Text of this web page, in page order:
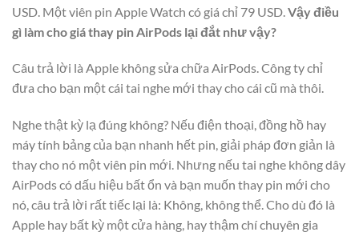
USD. Một viên pin Apple Watch có giá chỉ 79 USD. Vậy điều
gì làm cho giá thay pin AirPods lại đắt như vậy?
Câu trả lời là Apple không sửa chữa AirPods. Công ty chỉ
đưa cho bạn một cái tai nghe mới thay cho cái cũ mà thôi.
Nghe thật kỳ lạ đúng không? Nếu điện thoại, đồng hồ hay
máy tính bảng của bạn nhanh hết pin, giải pháp đơn giản là
thay cho nó một viên pin mới. Nhưng nếu tai nghe không dây
AirPods có dấu hiệu bất ổn và bạn muốn thay pin mới cho
nó, câu trả lời rất tiếc lại là: Không, không thể. Cho dù đó là
Apple hay bất kỳ một cửa hàng, hay thậm chí chuyên gia